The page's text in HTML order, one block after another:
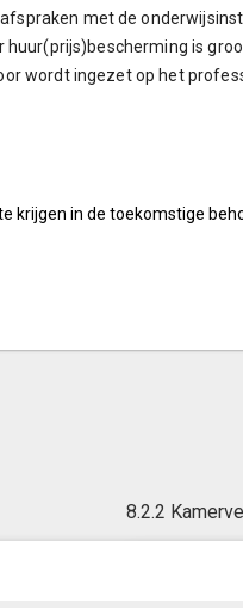
met de
is
wordt ingezet op het
krijgen in de toekomstige
8.2.2